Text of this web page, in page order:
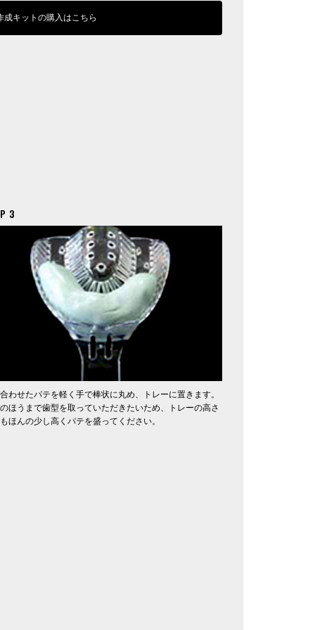
成キットの購入はこちら
3
わせたパテを軽く手で棒状に丸め、トレーに置きます。
ほうまで歯型を取っていただきたいため、トレーの高さ
ほんの少し高くパテを盛ってください。